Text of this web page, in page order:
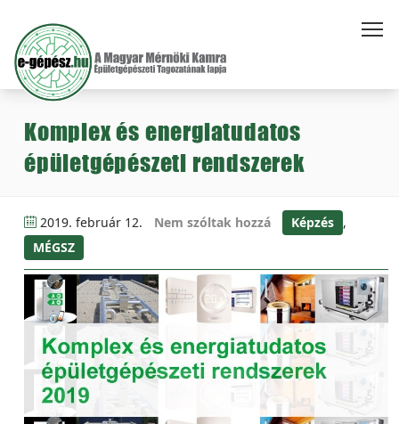
Komplex és energiatudatos
épületgépészeti rendszerek
2019. február 12. Nem szóltak hozzá Képzés ,
MÉGSZ